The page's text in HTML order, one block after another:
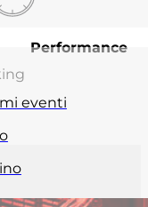
eventi
Performance